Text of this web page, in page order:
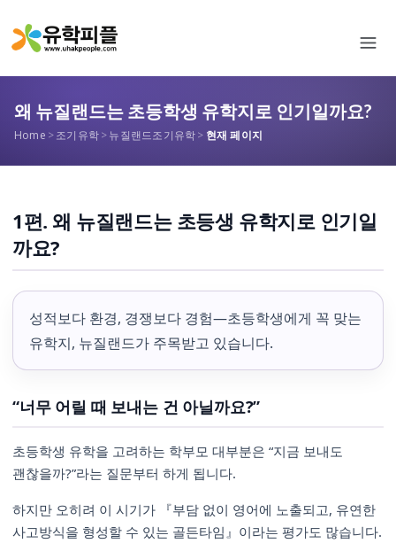
왜 뉴질랜드는 초등학생 유학지로 인기일까요?
Home >조기유학>뉴질랜드조기유학> 현재 페이지
1편. 왜 뉴질랜드는 초등생 유학지로 인기일
까요?
성적보다 환경, 경쟁보다 경험—초등학생에게 꼭 맞는
유학지, 뉴질랜드가 주목받고 있습니다.
“너무 어릴 때 보내는 건 아닐까요?”
초등학생 유학을 고려하는 학부모 대부분은 “지금 보내도
괜찮을까?”라는 질문부터 하게 됩니다.
하지만 오히려 이 시기가 『부담 없이 영어에 노출되고, 유연한
사고방식을 형성할 수 있는 골든타임』이라는 평가도 많습니다.